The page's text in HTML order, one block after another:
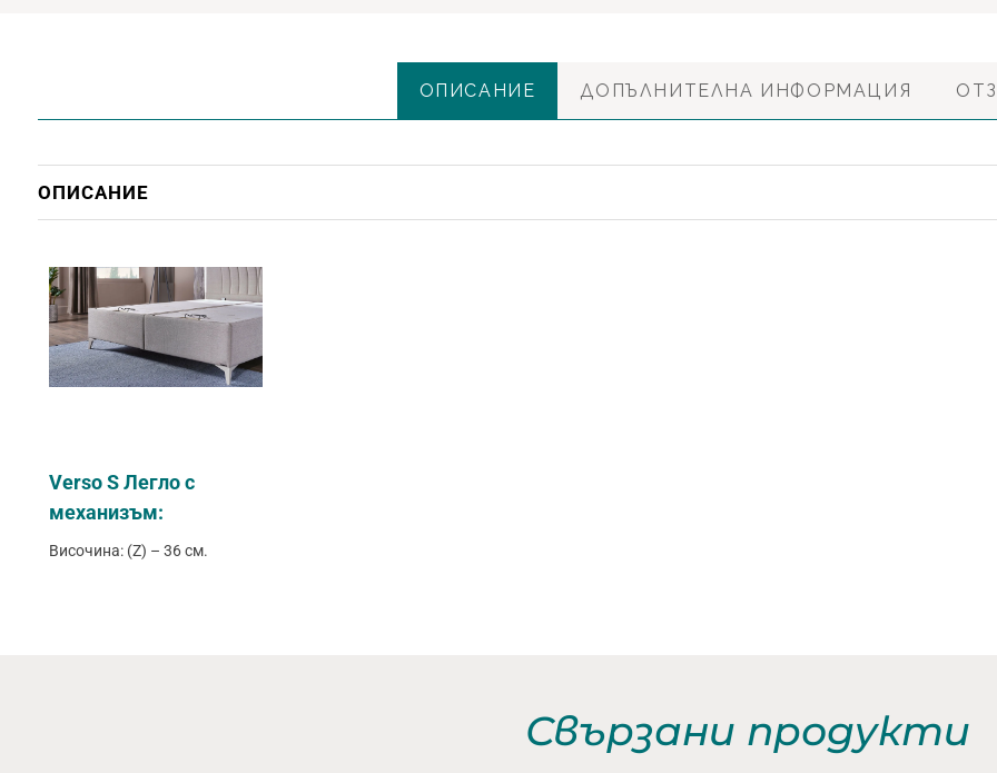
ОПИСАНИЕ ДОПЪЛНИТЕЛНА ИНФОРМАЦИЯ
ОПИСАНИЕ
Verso S Легло с
механизъм:
Височина: (Z) – 36 см.
Свързани продукти